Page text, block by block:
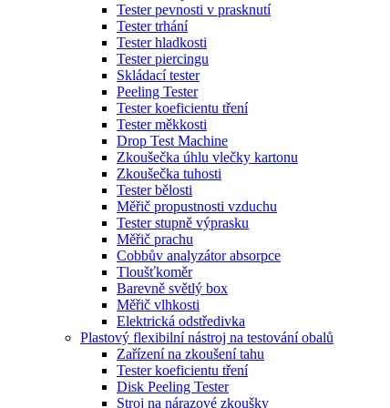
Tester pevnosti v prasknutí
Tester trhání
Tester hladkosti
Tester piercingu
Skládací tester
Peeling Tester
Tester koeficientu tření
Tester měkkosti
Drop Test Machine
Zkoušečka úhlu vlečky kartonu
Zkoušečka tuhosti
Tester bělosti
Měřič propustnosti vzduchu
Tester stupně výprasku
Měřič prachu
Cobbův analyzátor absorpce
Tloušťkoměr
Barevně světlý box
Měřič vlhkosti
Elektrická odstředivka
Plastový flexibilní nástroj na testování obalů
Zařízení na zkoušení tahu
Tester koeficientu tření
Disk Peeling Tester
Stroj na nárazové zkoušky